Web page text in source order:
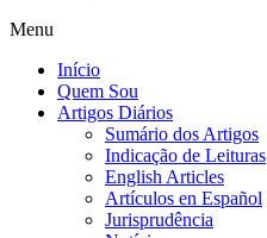
Menu
Início
Quem Sou
Artigos Diários
Sumário dos Artigos
Indicação de Leituras
English Articles
Artículos en Español
Jurisprudência